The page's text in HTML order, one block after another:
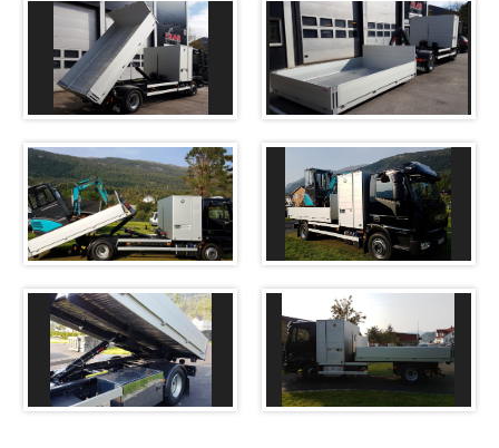
Selskapet
Referanseprosjekter
Bildegalleri
Kontakt oss